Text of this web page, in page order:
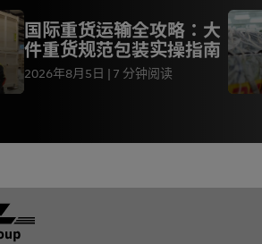
国际重货运输全攻略：大
件重货规范包装实操指南
2026年8月5日 7 分钟阅读